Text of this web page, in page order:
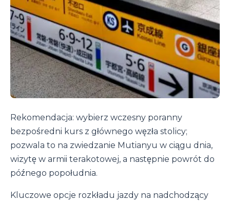
Rekomendacja: wybierz wczesny poranny
bezpośredni kurs z głównego węzła stolicy;
pozwala to na zwiedzanie Mutianyu w ciągu dnia,
wizytę w armii terakotowej, a następnie powrót do
późnego popołudnia.
Kluczowe opcje rozkładu jazdy na nadchodzący